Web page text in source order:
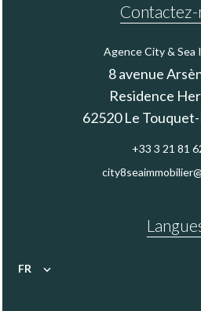
Agence City & Sea
8 avenue
Residence
62520Le
+33 3 21 81
FR